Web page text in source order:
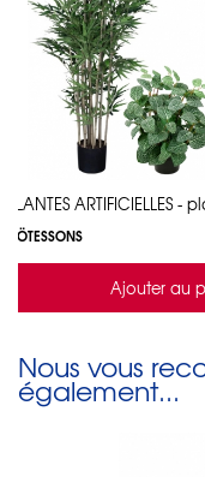
PLANTES ARTIFICIELLES -
GÖTESSONS
Ajouter au
Nous vous
également...